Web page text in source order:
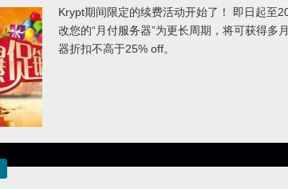
Krypt期间限定的续费活动开始了！ 即日起至
改您的“月付服务器”为更长周期，将可获得多
器折扣不高于25% off。